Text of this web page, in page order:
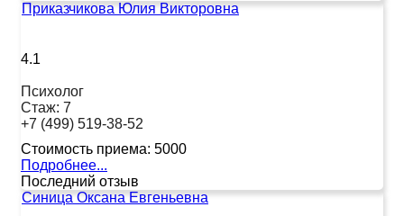
Приказчикова Юлия Викторовна
4.1
Психолог
Стаж: 7
+7 (499) 519-38-52
Стоимость приема: 5000
Подробнее...
Последний отзыв
Синица Оксана Евгеньевна